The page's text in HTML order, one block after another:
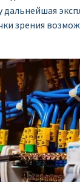
зрения